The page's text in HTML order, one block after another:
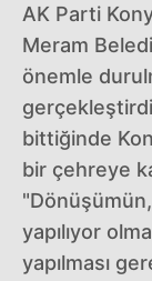
AK Parti
Meram
önemle
bittiğinde
bir çehreye
yapılıyor
yapılması